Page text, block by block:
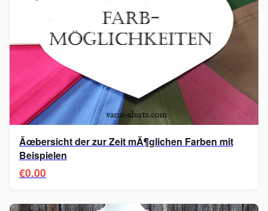
Ãœbersicht der zur Zeit mÃ¶glichen Farben mit
Beispielen
€0.00